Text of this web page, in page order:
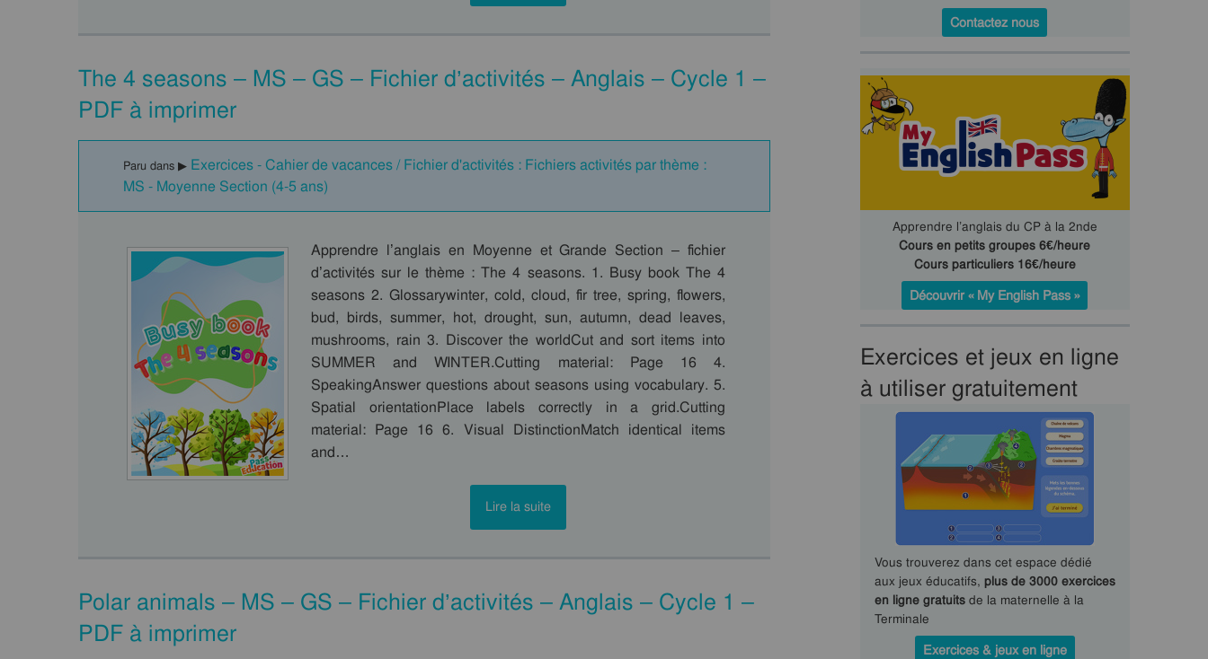
The 4 seasons – MS – GS – Fichier d’activités – Anglais – Cycle 1 –
PDF à imprimer
Paru dans ▶ Exercices - Cahier de vacances / Fichier d'activités : Fichiers activités par thème :
MS - Moyenne Section (4-5 ans)
Apprendre l’anglais en Moyenne et Grande Section – fichier
d’activités sur le thème : The 4 seasons. 1. Busy book The 4
seasons 2. Glossarywinter, cold, cloud, fir tree, spring, flowers,
bud, birds, summer, hot, drought, sun, autumn, dead leaves,
mushrooms, rain 3. Discover the worldCut and sort items into
SUMMER and WINTER.Cutting material: Page 16 4.
SpeakingAnswer questions about seasons using vocabulary. 5.
Spatial orientationPlace labels correctly in a grid.Cutting
material: Page 16 6. Visual DistinctionMatch identical items
and…
Lire la suite
Polar animals – MS – GS – Fichier d’activités – Anglais – Cycle 1 –
PDF à imprimer
Contactez nous
Apprendre l’anglais du CP à la 2nde
Cours en petits groupes 6€/heure
Cours particuliers 16€/heure
Découvrir « My English Pass »
Exercices et jeux en ligne
à utiliser gratuitement
Vous trouverez dans cet espace dédié
aux jeux éducatifs, plus de 3000 exercices
en ligne gratuitsde la maternelle à la
Terminale
Exercices & jeux en ligne